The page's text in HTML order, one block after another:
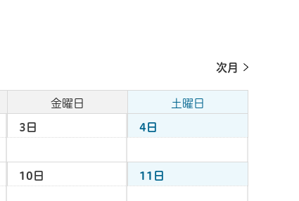
次月
金曜日 土曜日
3日 4日
10日 11日